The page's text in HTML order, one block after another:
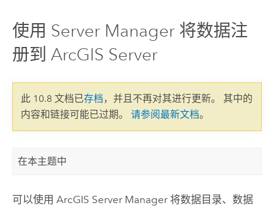
使用 Server Manager 将数据注
册到 ArcGIS Server
此 10.8 文档已存档，并且不再对其进行更新。 其中的
内容和链接可能已过期。 请参阅最新文档。
在本主题中
可以使用 ArcGIS Server Manager将数据目录、数据